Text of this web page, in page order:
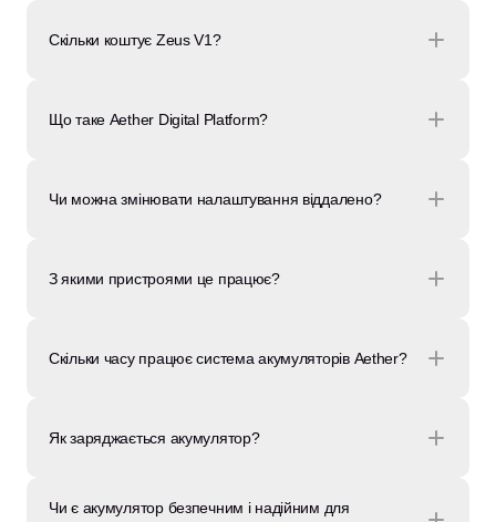
Скільки коштує Zeus V1?
Що таке Aether Digital Platform?
Чи можна змінювати налаштування віддалено?
З якими пристроями це працює?
Скільки часу працює система акумуляторів Aether?
Як заряджається акумулятор?
Чи є акумулятор безпечним і надійним для